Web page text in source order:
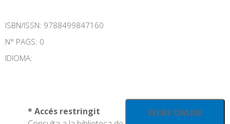
ISBN/ISSN: 9788499847160
N° PAGS: 0
IDIOMA:
VEURE ONLINE
* Accés restringit